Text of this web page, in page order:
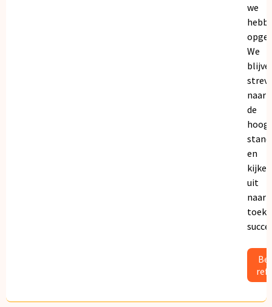
we
We
naar
de
en
kijken
uit
naar